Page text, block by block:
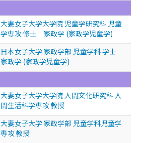
大妻女子大学大学院 児童学研究科 児童
学専攻 修士 家政学 (家政学児童学)
日本女子大学 家政学部 児童学科 学士
家政学 (家政学児童学)
大妻女子大学大学院 人間文化研究科 人
間生活科学専攻 教授
大妻女子大学 家政学部 児童学科児童学
専攻 教授